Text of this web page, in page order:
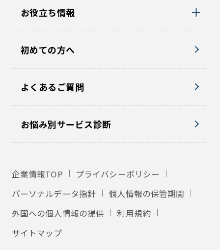
お役立ち情報
初めての方へ
よくあるご質問
お悩み別サービス診断
企業情報TOP
プライバシーポリシー
パーソナルデータ指針
個人情報の保管期間
外国への個人情報の提供
利用規約
サイトマップ